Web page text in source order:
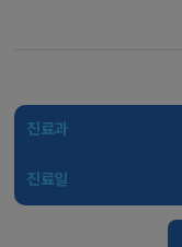
진료과
진료일